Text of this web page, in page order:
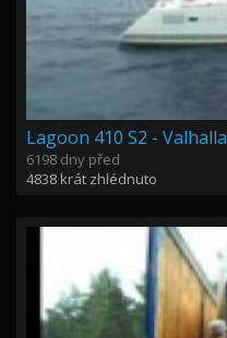
Lagoon 410 S2 - Valhalla
6198 dny před
4838 krát zhlédnuto